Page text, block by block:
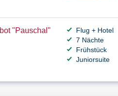
"Pauschal"
Flug + Hotel
7 Nächte
Frühstück
Juniorsuite